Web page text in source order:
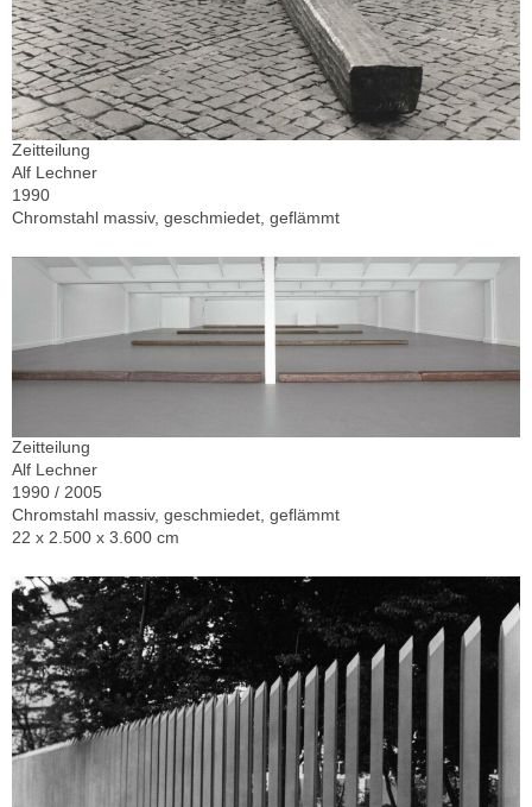
Zeitteilung
Alf Lechner
1990
Chromstahl massiv, geschmiedet, geflämmt
Zeitteilung
Alf Lechner
1990 / 2005
Chromstahl massiv, geschmiedet, geflämmt
22 x 2.500 x 3.600 cm